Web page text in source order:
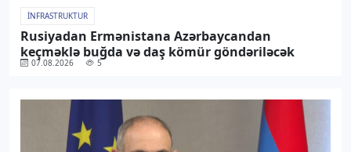
İNFRASTRUKTUR
Rusiyadan Ermənistana Azərbaycandan
keçməklə buğda və daş kömür göndəriləcək
07.08.2026 5